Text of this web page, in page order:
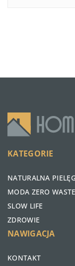
KATEGORIE
NATURALNA
MODA ZERO WASTE
SLOW LIFE
ZDROWIE
NAWIGACJA
KONTAKT